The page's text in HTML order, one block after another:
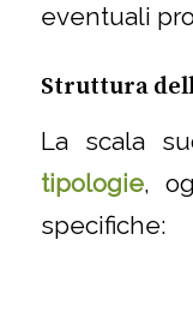
eventuali
Struttura
La scala
tipologie,
specifiche: